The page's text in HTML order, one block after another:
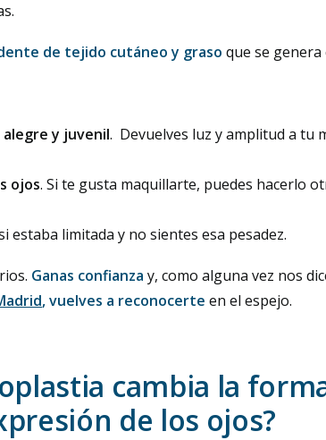
de tejido cutáneo y graso que se
alegre y juvenil. Devuelves luz y amplitud a tu
ojos. Si te gusta maquillarte, puedes hacerlo
estaba limitada y no sientes esa pesadez.
Ganas confianza y, como alguna vez nos
,vuelves a reconocerte en el espejo.
cambia la
de los ojos?